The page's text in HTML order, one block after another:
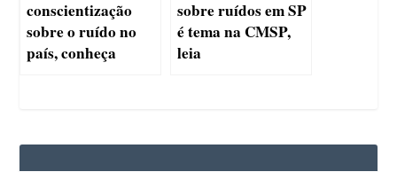
conscientização
sobre o ruído no
país, conheça
sobre ruídos em SP
é tema na CMSP,
leia